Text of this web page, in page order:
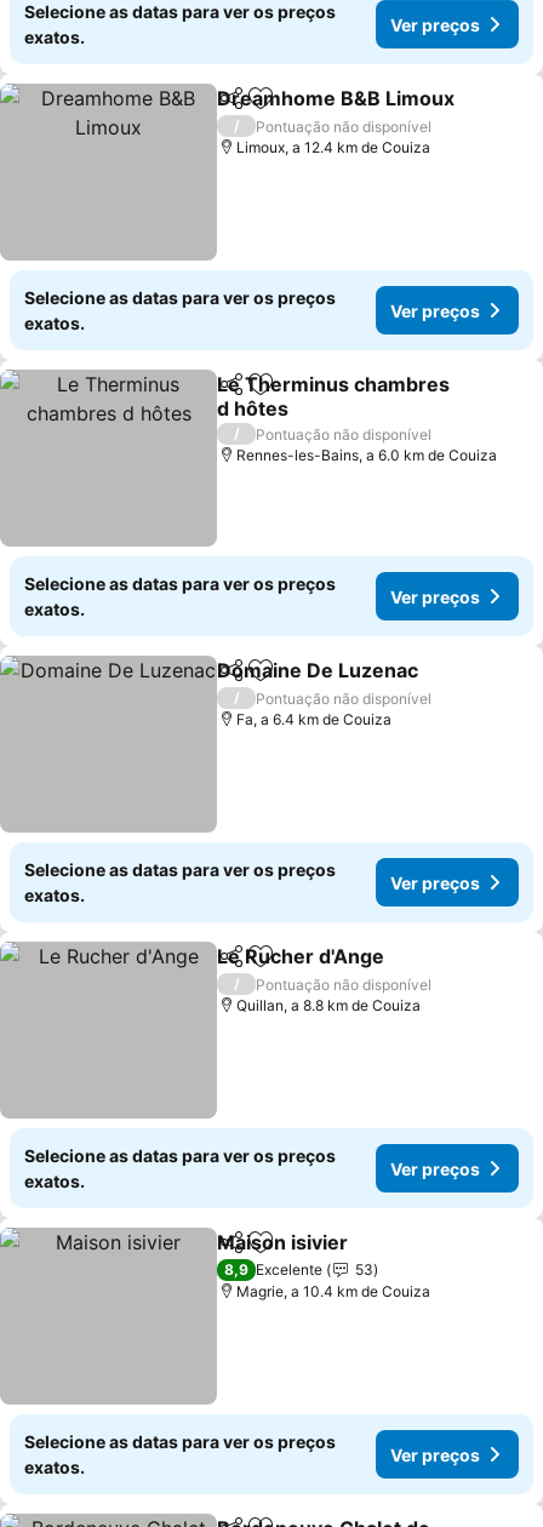
Selecione as datas para ver os preços
exatos.
Ver preços
PartilharAdicionar aos favoritos
Dreamhome B&B Limoux
/
Pontuação não disponível
Limoux, a 12.4 km de Couiza
Selecione as datas para ver os preços
exatos.
Ver preços
PartilharAdicionar aos favoritos
Le Therminus chambres
d hôtes
/
Pontuação não disponível
Rennes-les-Bains, a 6.0 km de Couiza
Selecione as datas para ver os preços
exatos.
Ver preços
PartilharAdicionar aos favoritos
Domaine De Luzenac
/
Pontuação não disponível
Fa, a 6.4 km de Couiza
Selecione as datas para ver os preços
exatos.
Ver preços
PartilharAdicionar aos favoritos
Le Rucher d'Ange
/
Pontuação não disponível
Quillan, a 8.8 km de Couiza
Selecione as datas para ver os preços
exatos.
Ver preços
PartilharAdicionar aos favoritos
Maison isivier
8,9 Excelente
53
Magrie, a 10.4 km de Couiza
Selecione as datas para ver os preços
exatos.
Ver preços